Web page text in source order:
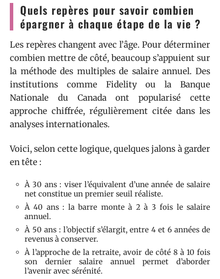
Quels repères pour savoir combien
épargner à chaque étape de la vie ?
Les repères changent avec l’âge. Pour déterminer
combien mettre de côté, beaucoup s’appuient sur
la méthode des multiples de salaire annuel. Des
institutions comme Fidelity ou la Banque
Nationale du Canada ont popularisé cette
approche chiffrée, régulièrement citée dans les
analyses internationales.
Voici, selon cette logique, quelques jalons à garder
en tête :
À 30 ans : viser l’équivalent d’une année de salaire
net constitue un premier seuil réaliste.
À 40 ans : la barre monte à 2 à 3 fois le salaire
annuel.
À 50 ans : l’objectif s’élargit, entre 4 et 6 années de
revenus à conserver.
À l’approche de la retraite, avoir de côté 8 à 10 fois
son dernier salaire annuel permet d’aborder
l’avenir avec sérénité.